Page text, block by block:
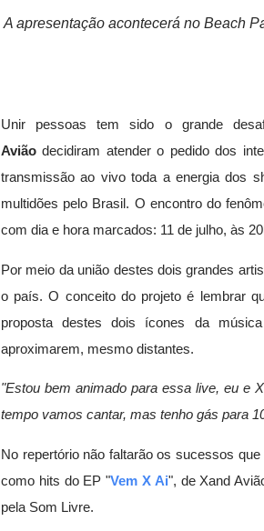
A apresentação acontecerá no Beach
Unir pessoas tem sido o grande
Avião decidiram atender o pedido dos
transmissão ao vivo toda a energia dos
multidões pelo Brasil. O encontro do
com dia e hora marcados: 11 de julho, às
Por meio da união destes dois grandes
o país. O conceito do projeto é lembrar
proposta destes dois ícones da
aproximarem, mesmo distantes.
"Estou bem animado para essa live, eu e
tempo vamos cantar, mas tenho gás para
No repertório não faltarão os sucessos
como hits do EP "Vem X Ai", de Xand
pela Som Livre.